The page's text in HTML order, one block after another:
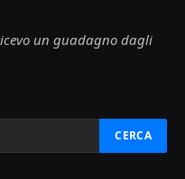
un guadagno dagli